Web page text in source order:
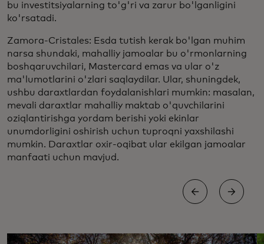
bu investitsiyalarning to'g'ri va zarur bo'lganligini
ko'rsatadi.
Zamora-Cristales: Esda tutish kerak bo'lgan muhim
narsa shundaki, mahalliy jamoalar bu o'rmonlarning
boshqaruvchilari, Mastercard emas va ular o'z
ma'lumotlarini o'zlari saqlaydilar. Ular, shuningdek,
ushbu daraxtlardan foydalanishlari mumkin: masalan,
mevali daraxtlar mahalliy maktab o'quvchilarini
oziqlantirishga yordam berishi yoki ekinlar
unumdorligini oshirish uchun tuproqni yaxshilashi
mumkin. Daraxtlar oxir-oqibat ular ekilgan jamoalar
manfaati uchun mavjud.